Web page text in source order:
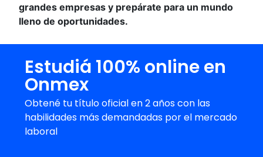
grandes empresas y prepárate para un mundo
lleno de oportunidades.
Estudiá 100% online en
Onmex
Obtené tu título oficial en 2 años con las
habilidades más demandadas por el mercado
laboral